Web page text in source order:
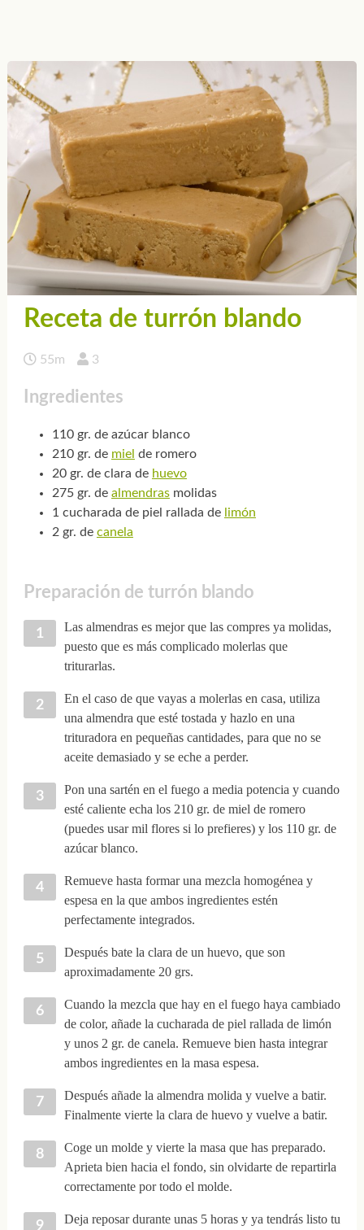
Receta de turrón blando
55m 3
Ingredientes
110 gr. de azúcar blanco
210 gr. de miel de romero
20 gr. de clara de huevo
275 gr. de almendrasmolidas
1 cucharada de piel rallada de limón
2 gr. de canela
Preparación de turrón blando
Las almendras es mejor que las compres ya molidas,
puesto que es más complicado molerlas que
triturarlas.
En el caso de que vayas a molerlas en casa, utiliza
una almendra que esté tostada y hazlo en una
trituradora en pequeñas cantidades, para que no se
aceite demasiado y se eche a perder.
Pon una sartén en el fuego a media potencia y cuando
esté caliente echa los 210 gr. de miel de romero
(puedes usar mil flores si lo prefieres) y los 110 gr. de
azúcar blanco.
Remueve hasta formar una mezcla homogénea y
espesa en la que ambos ingredientes estén
perfectamente integrados.
Después bate la clara de un huevo, que son
aproximadamente 20 grs.
Cuando la mezcla que hay en el fuego haya cambiado
de color, añade la cucharada de piel rallada de limón
y unos 2 gr. de canela. Remueve bien hasta integrar
ambos ingredientes en la masa espesa.
Después añade la almendra molida y vuelve a batir.
Finalmente vierte la clara de huevo y vuelve a batir.
Coge un molde y vierte la masa que has preparado.
Aprieta bien hacia el fondo, sin olvidarte de repartirla
correctamente por todo el molde.
Deja reposar durante unas 5 horas y ya tendrás listo tu